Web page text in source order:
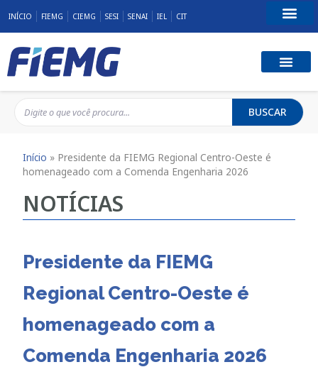
INÍCIO FIEMG CIEMG SESI SENAI IEL CIT
BUSCAR
Início » Presidente da FIEMG Regional Centro-Oeste é
homenageado com a Comenda Engenharia 2026
NOTÍCIAS
Presidente da FIEMG
Regional Centro-Oeste é
homenageado com a
Comenda Engenharia 2026